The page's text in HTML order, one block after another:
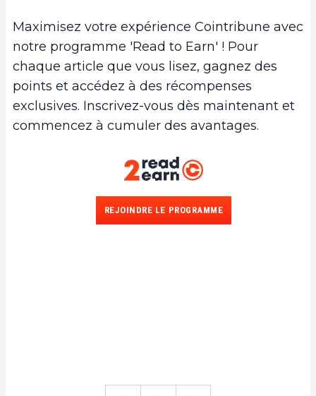
Maximisez votre expérience Cointribune avec
notre programme 'Read to Earn' ! Pour
chaque article que vous lisez, gagnez des
points et accédez à des récompenses
exclusives. Inscrivez-vous dès maintenant et
commencez à cumuler des avantages.
REJOINDRE LE PROGRAMME